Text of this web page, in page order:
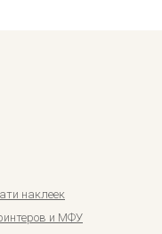
наклеек
и МФУ